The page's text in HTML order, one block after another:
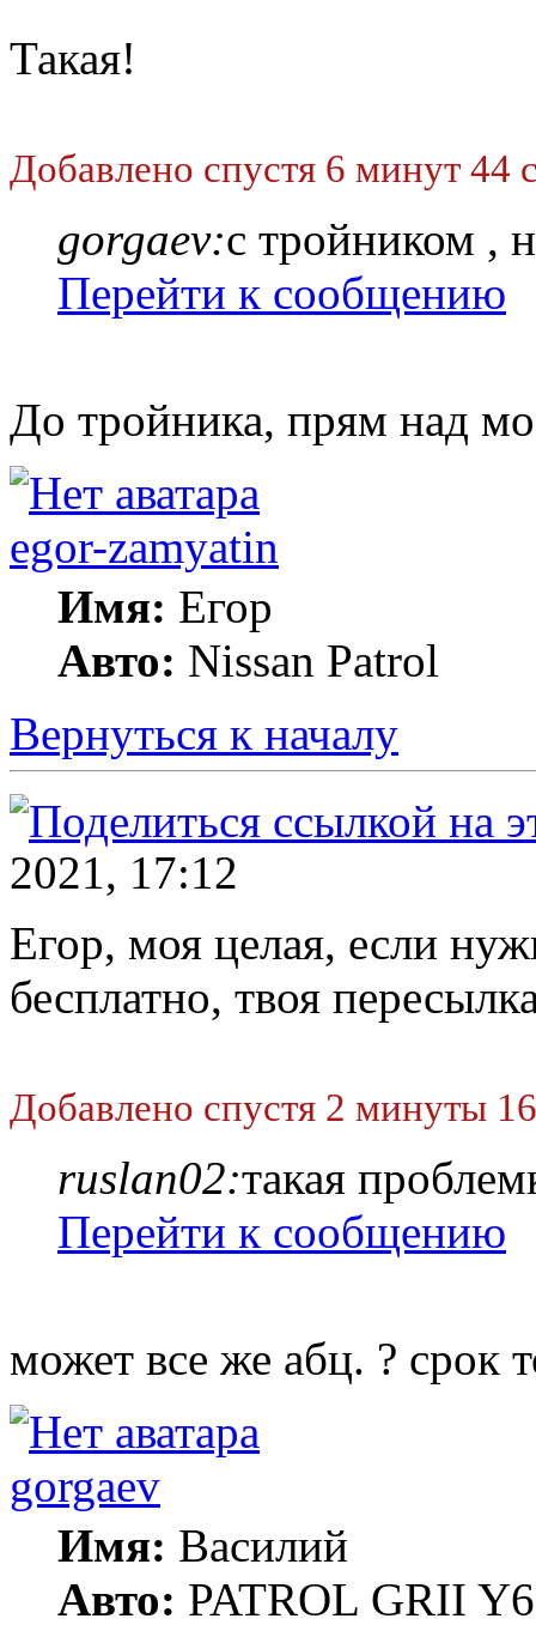
Такая!
Добавлено спустя 6 минут 44
gorgaev:с тройником ,
Перейти к сообщению
До тройника, прям над
egor-zamyatin
Имя: Егор
Авто: Nissan Patrol
Вернуться к началу
2021, 17:12
Егор, моя целая, если
бесплатно, твоя
Добавлено спустя 2 минуты
ruslan02:такая
Перейти к сообщению
может все же абц. ? срок
gorgaev
Имя: Василий
Авто: PATROL GRII